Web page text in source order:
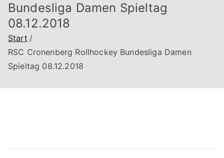
Bundesliga Damen Spieltag
08.12.2018
Start
RSC Cronenberg Rollhockey Bundesliga Damen
Spieltag 08.12.2018